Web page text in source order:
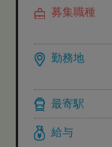
募集職種
勤務地
最寄駅
給与